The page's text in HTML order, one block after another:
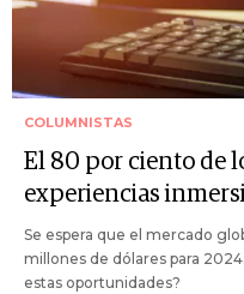
COLUMNISTAS
El 80 por ciento de
experiencias
Se espera que el mercado
millones de dólares para
estas oportunidades?